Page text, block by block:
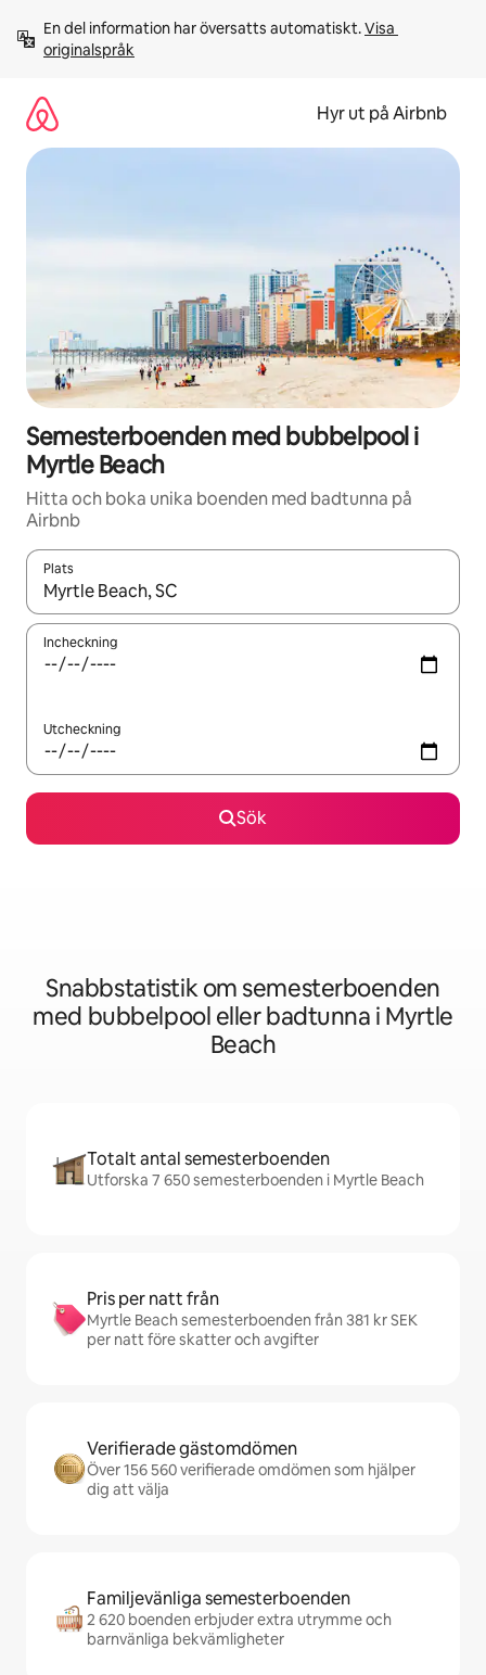
innehåll
En del information har översatts automatiskt. Visa
originalspråk
Hyr ut på Airbnb
Semesterboenden med bubbelpool i
Myrtle Beach
Hitta och boka unika boenden med badtunna på
Airbnb
Plats
När resultaten är tillgängliga kan du navigera med upp- och
Incheckning
Utcheckning
Sök
Snabbstatistik om semesterboenden
med bubbelpool eller badtunna i Myrtle
Beach
Totalt antal semesterboenden
Utforska 7 650 semesterboenden i Myrtle Beach
Pris per natt från
Myrtle Beach semesterboenden från 381 kr SEK
per natt före skatter och avgifter
Verifierade gästomdömen
Över 156 560 verifierade omdömen som hjälper
dig att välja
Familjevänliga semesterboenden
2 620 boenden erbjuder extra utrymme och
barnvänliga bekvämligheter